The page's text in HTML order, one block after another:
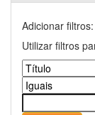
Adicionar filtros:
Utilizar filtros